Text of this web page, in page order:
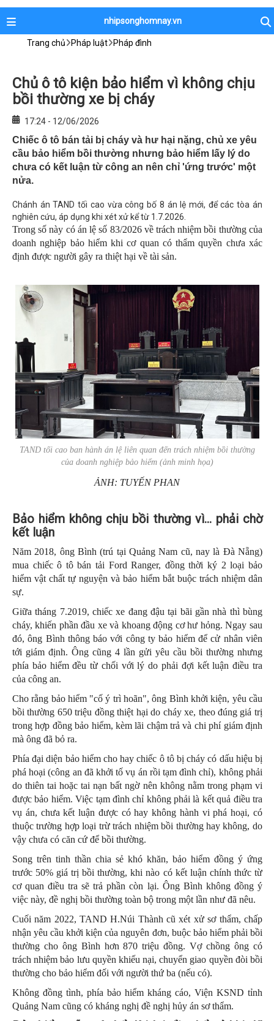
nhipsonghomnay.vn
Trang chủ Pháp luật Pháp đình
Chủ ô tô kiện bảo hiểm vì không chịu
bồi thường xe bị cháy
17:24 - 12/06/2026
Chiếc ô tô bán tải bị cháy và hư hại nặng, chủ xe yêu
cầu bảo hiểm bồi thường nhưng bảo hiểm lấy lý do
chưa có kết luận từ công an nên chỉ 'ứng trước' một
nửa.
Chánh án TAND tối cao vừa công bố 8 án lệ mới, để các tòa án
nghiên cứu, áp dụng khi xét xử kể từ 1.7.2026.
Trong số này có án lệ số 83/2026 về trách nhiệm bồi thường của
doanh nghiệp bảo hiểm khi cơ quan có thẩm quyền chưa xác
định được người gây ra thiệt hại về tài sản.
TAND tối cao ban hành án lệ liên quan đến trách nhiệm bồi thường
của doanh nghiệp bảo hiểm (ảnh minh họa)
ẢNH: TUYẾN PHAN
Bảo hiểm không chịu bồi thường vì... phải chờ
kết luận
Năm 2018, ông Bình (trú tại Quảng Nam cũ, nay là Đà Nẵng)
mua chiếc ô tô bán tải Ford Ranger, đồng thời ký 2 loại bảo
hiểm vật chất tự nguyện và bảo hiểm bắt buộc trách nhiệm dân
sự.
Giữa tháng 7.2019, chiếc xe đang đậu tại bãi gần nhà thì bùng
cháy, khiến phần đầu xe và khoang động cơ hư hỏng. Ngay sau
đó, ông Bình thông báo với công ty bảo hiểm để cử nhân viên
tới giám định. Ông cũng 4 lần gửi yêu cầu bồi thường nhưng
phía bảo hiểm đều từ chối với lý do phải đợi kết luận điều tra
của công an.
Cho rằng bảo hiểm "cố ý trì hoãn", ông Bình khởi kiện, yêu cầu
bồi thường 650 triệu đồng thiệt hại do cháy xe, theo đúng giá trị
trong hợp đồng bảo hiểm, kèm lãi chậm trả và chi phí giám định
mà ông đã bỏ ra.
Phía đại diện bảo hiểm cho hay chiếc ô tô bị cháy có dấu hiệu bị
phá hoại (công an đã khởi tố vụ án rồi tạm đình chỉ), không phải
do thiên tai hoặc tai nạn bất ngờ nên không nằm trong phạm vi
được bảo hiểm. Việc tạm đình chỉ không phải là kết quả điều tra
vụ án, chưa kết luận được có hay không hành vi phá hoại, có
thuộc trường hợp loại trừ trách nhiệm bồi thường hay không, do
vậy chưa có căn cứ để bồi thường.
Song trên tinh thần chia sẻ khó khăn, bảo hiểm đồng ý ứng
trước 50% giá trị bồi thường, khi nào có kết luận chính thức từ
cơ quan điều tra sẽ trả phần còn lại. Ông Bình không đồng ý
việc này, đề nghị bồi thường toàn bộ trong một lần như đã nêu.
Cuối năm 2022, TAND H.Núi Thành cũ xét xử sơ thẩm, chấp
nhận yêu cầu khởi kiện của nguyên đơn, buộc bảo hiểm phải bồi
thường cho ông Bình hơn 870 triệu đồng. Vợ chồng ông có
trách nhiệm bảo lưu quyền khiếu nại, chuyển giao quyền đòi bồi
thường cho bảo hiểm đối với người thứ ba (nếu có).
Không đồng tình, phía bảo hiểm kháng cáo, Viện KSND tỉnh
Quảng Nam cũng có kháng nghị đề nghị hủy án sơ thẩm.